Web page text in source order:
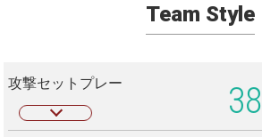
Team Style
攻撃セットプレー 38